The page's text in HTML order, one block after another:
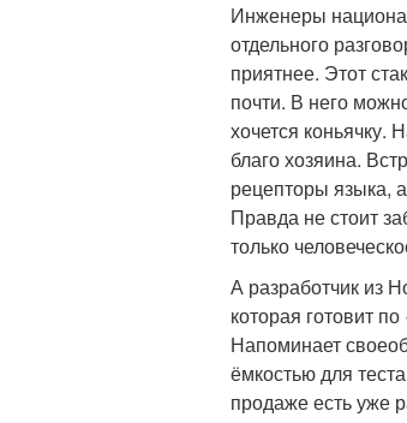
Инженеры
отдельного
приятнее. Этот
почти. В него
хочется коньячку.
благо хозяина.
рецепторы языка,
Правда не стоит
только
А разработчик из
которая готовит
Напоминает
ёмкостью для
продаже есть уже